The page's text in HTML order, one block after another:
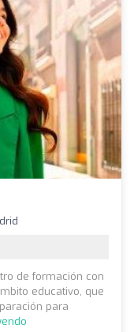
de formación con
educativo, que
para